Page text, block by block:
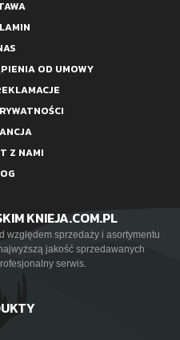
OD UMOWY
Z NAMI
KNIEJA.COM.PL
względem sprzedaży i asortymentu
jakość sprzedawanych
serwis.